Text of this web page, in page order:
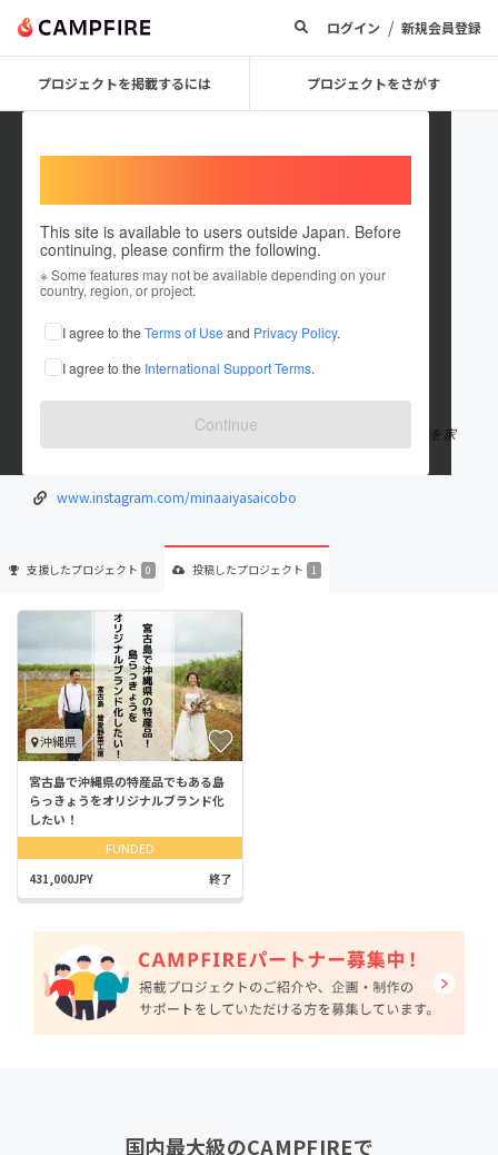
ログイン / 新規会員登録
プロジェクトを掲載するには プロジェクトをさがす
This site is available to users outside Japan. Before
continuing, please confirm the following.
※ Some features may not be available depending on your
country, region, or project.
I agree to the Terms of Use and Privacy Policy.
I agree to the International Support Terms.
Continue
minaaiyasaikobo
これまでに1件のプロジェクトを投稿しています
在住国：日本 現在地：沖縄県
出身国：日本 出身地：三重県
沖縄県宮古島で島らっきょうを専門として農家兼加工工房(直売所)を家
族で営んでおります、皆愛野菜工房の砂川夢です。
www.instagram.com/minaaiyasaicobo
支援したプロジェクト 0 投稿したプロジェクト 1
沖縄県
宮古島で沖縄県の特産品でもある島
らっきょうをオリジナルブランド化
したい！
FUNDED
431,000JPY 終了
国内最大級のCAMPFIREで